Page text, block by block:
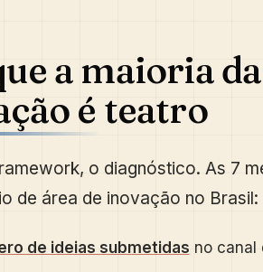
a maioria
é teatro
o diagnóstico. As 7
de área de inovação no Brasil:
de ideias submetidas no canal